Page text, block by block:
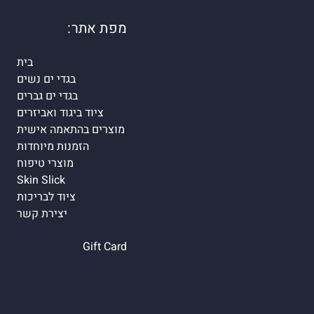
מפת אתר:
בית
בגדי ים נשים
בגדי ים גברים
ציוד ביגוד ואביזרים
מוצרים בהתאמה אישית
הזמנות מיוחדות
מוצרי טיפוח
Skin Slick
ציוד לבריכות
יצירת קשר
Gift Card